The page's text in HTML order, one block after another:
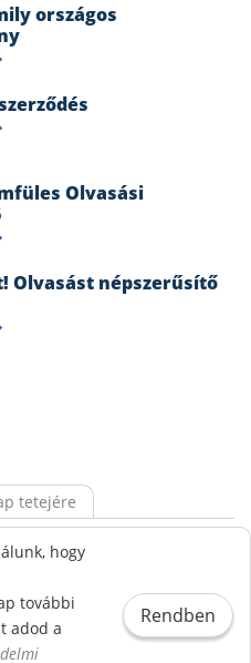
országos
Olvasási
Olvasást népszerűsítő
tetejére
és Két Tanítási Nyelvű
hogy
további
adod a
Rendben